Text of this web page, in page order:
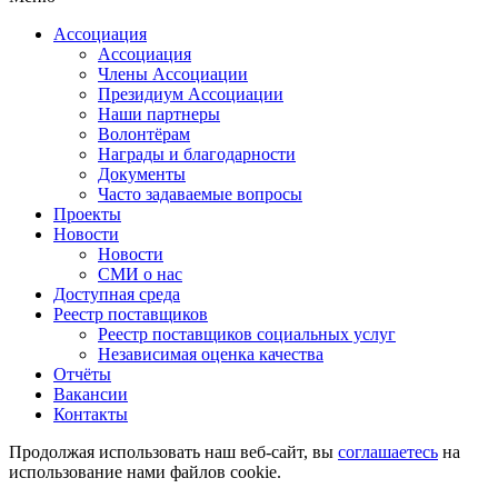
Ассоциация
Ассоциация
Члены Ассоциации
Президиум Ассоциации
Наши партнеры
Волонтёрам
Награды и благодарности
Документы
Часто задаваемые вопросы
Проекты
Новости
Новости
СМИ о нас
Доступная среда
Реестр поставщиков
Реестр поставщиков социальных услуг
Независимая оценка качества
Отчёты
Вакансии
Контакты
Продолжая использовать наш веб-сайт, вы соглашаетесь на
использование нами файлов cookie.